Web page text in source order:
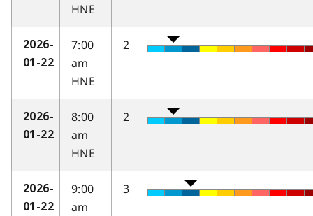
HNE
2026-
01-22
7:00
am
HNE
2
2026-
01-22
8:00
am
HNE
2
2026-
01-22
9:00
am
3